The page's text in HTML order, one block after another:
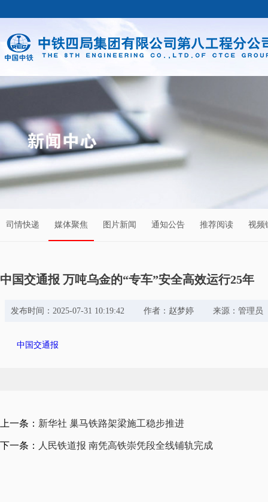
司情快递 媒体聚焦 图片新闻 通知公告 推荐阅读 视频
中国交通报 万吨乌金的“专车”安全高效运行25年
发布时间：2025-07-31 10:19:42 作者：赵梦婷 来源：管理
中国交通报
上一条： 新华社 巢马铁路架梁施工稳步推进
下一条： 人民铁道报 南凭高铁崇凭段全线铺轨完成